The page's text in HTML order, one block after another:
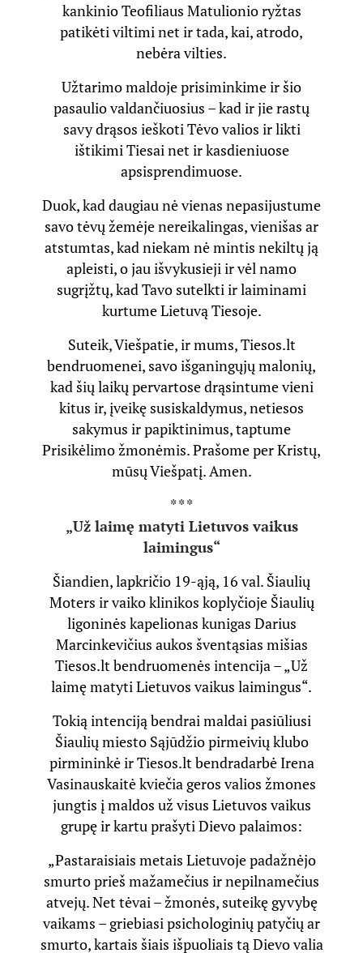
kankinio Teofiliaus Matulionio ryžtas
patikėti viltimi net ir tada, kai, atrodo,
nebėra vilties.
Užtarimo maldoje prisiminkime ir šio
pasaulio valdančiuosius – kad ir jie rastų
savy drąsos ieškoti Tėvo valios ir likti
ištikimi Tiesai net ir kasdieniuose
apsisprendimuose.
Duok, kad daugiau nė vienas nepasijustume
savo tėvų žemėje nereikalingas, vienišas ar
atstumtas, kad niekam nė mintis nekiltų ją
apleisti, o jau išvykusieji ir vėl namo
sugrįžtų, kad Tavo sutelkti ir laiminami
kurtume Lietuvą Tiesoje.
Suteik, Viešpatie, ir mums, Tiesos.lt
bendruomenei, savo išganingųjų malonių,
kad šių laikų pervartose drąsintume vieni
kitus ir, įveikę susiskaldymus, netiesos
sakymus ir papiktinimus, taptume
Prisikėlimo žmonėmis. Prašome per Kristų,
mūsų Viešpatį. Amen.
* * *
„Už laimę matyti Lietuvos vaikus
laimingus“
Šiandien, lapkričio 19-ąją, 16 val. Šiaulių
Moters ir vaiko klinikos koplyčioje Šiaulių
ligoninės kapelionas kunigas Darius
Marcinkevičius aukos šventąsias mišias
Tiesos.lt bendruomenės intencija – „Už
laimę matyti Lietuvos vaikus laimingus“.
Tokią intenciją bendrai maldai pasiūliusi
Šiaulių miesto Sąjūdžio pirmeivių klubo
pirmininkė ir Tiesos.lt bendradarbė Irena
Vasinauskaitė kviečia geros valios žmones
jungtis į maldos už visus Lietuvos vaikus
grupę ir kartu prašyti Dievo palaimos:
„Pastaraisiais metais Lietuvoje padažnėjo
smurto prieš mažamečius ir nepilnamečius
atvejų. Net tėvai – žmonės, suteikę gyvybę
vaikams – griebiasi psichologinių patyčių ar
smurto, kartais šiais išpuoliais tą Dievo valia